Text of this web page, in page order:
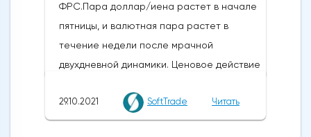
ФРС.Пара доллар/иена растет в начале
пятницы, и валютная пара растет в
течение недели после мрачной
двухдневной динамики. Ценовое действие
преддверии решений Федеральной
резервной системы США по денежно-
29.10.2021 SoftTrade Читать